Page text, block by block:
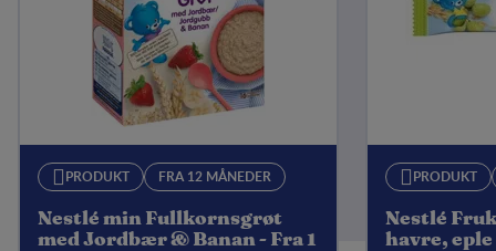
PRODUKT FRA 12 MÅNEDER
Nestlé min Fullkornsgrøt
med Jordbær & Banan - Fra 1
PRODUKT
Nestlé
havre, eple